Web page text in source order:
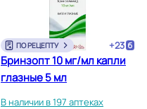
ПО РЕЦЕПТУ +23
Бринзопт 10 мг/мл капли
глазные 5 мл
В наличии в 197 аптеках